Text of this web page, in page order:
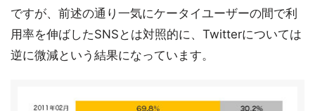
ですが、前述の通り一気にケータイユーザーの間で利
用率を伸ばしたSNSとは対照的に、Twitterについては
逆に微減という結果になっています。